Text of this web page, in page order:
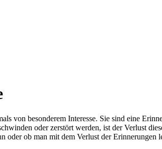
von besonderem Interesse. Sie sind eine
oder zerstört werden, ist der Verlust
oder ob man mit dem Verlust der Erinnerungen